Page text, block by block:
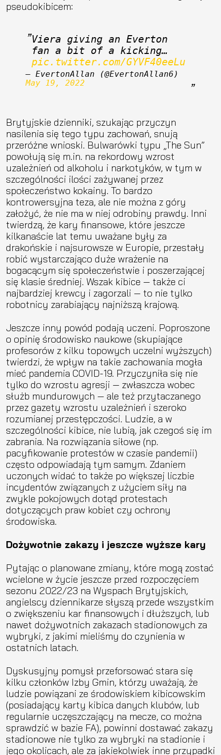
pseudokibicem:
Viera giving an Everton
pic.twitter.com/GYVF40eeLu
May 19, 2022
Brytyjskie dzienniki, szukając przyczyn
nasilenia się tego typu zachowań, snują
przeróżne wnioski. Bulwarówki typu „The Sun”
powołują się m.in. na rekordowy wzrost
uzależnień od alkoholu i narkotyków, w tym w
szczególności ilości zażywanej przez
społeczeństwo kokainy. To bardzo
kontrowersyjna teza, ale nie można z góry
założyć, że nie ma w niej odrobiny prawdy. Inni
twierdzą, że kary finansowe, które jeszcze
kilkanaście lat temu uważane były za
drakońskie i najsurowsze w Europie, przestały
robić wystarczająco duże wrażenie na
bogacącym się społeczeństwie i poszerzającej
się klasie średniej. Wszak kibice — także ci
najbardziej krewcy i zagorzali — to nie tylko
robotnicy zarabiający najniższą krajową.
Jeszcze inny powód podają uczeni. Poproszone
o opinię środowisko naukowe (skupiające
profesorów z kilku topowych uczelni wyższych)
twierdzi, że wpływ na takie zachowania mogła
mieć pandemia COVID-19. Przyczyniła się nie
tylko do wzrostu agresji — zwłaszcza wobec
służb mundurowych — ale też przytaczanego
przez gazety wzrostu uzależnień i szeroko
rozumianej przestępczości. Ludzie, a w
szczególności kibice, nie lubią, jak czegoś się im
zabrania. Na rozwiązania siłowe (np.
pacyfikowanie protestów w czasie pandemii)
często odpowiadają tym samym. Zdaniem
uczonych widać to także po większej liczbie
incydentów związanych z użyciem siły na
zwykle pokojowych dotąd protestach
dotyczących praw kobiet czy ochrony
środowiska.
Dożywotnie zakazy i jeszcze wyższe kary
Pytając o planowane zmiany, które mogą zostać
wcielone w życie jeszcze przed rozpoczęciem
sezonu 2022/23 na Wyspach Brytyjskich,
angielscy dziennikarze słyszą przede wszystkim
o zwiększeniu kar finansowych i dłuższych, lub
nawet dożywotnich zakazach stadionowych za
wybryki, z jakimi mieliśmy do czynienia w
ostatnich latach.
Dyskusyjny pomysł przeforsować stara się
kilku członków Izby Gmin, którzy uważają, że
ludzie powiązani ze środowiskiem kibicowskim
(posiadający karty kibica danych klubów, lub
regularnie uczęszczający na mecze, co można
sprawdzić w bazie FA), powinni dostawać zakazy
stadionowe nie tylko za wybryki na stadionie i
jego okolicach, ale za jakiekolwiek inne przypadki